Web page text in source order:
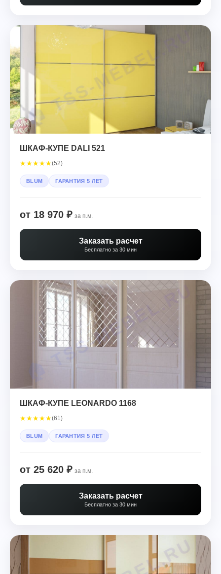
ШКАФ-КУПЕ DALI 521
★★★★★(52)
BLUM ГАРАНТИЯ 5 ЛЕТ
от 18 970 ₽ за п.м.
Заказать расчет
Бесплатно за 30 мин
ШКАФ-КУПЕ LEONARDO 1168
★★★★★(61)
BLUM ГАРАНТИЯ 5 ЛЕТ
от 25 620 ₽ за п.м.
Заказать расчет
Бесплатно за 30 мин